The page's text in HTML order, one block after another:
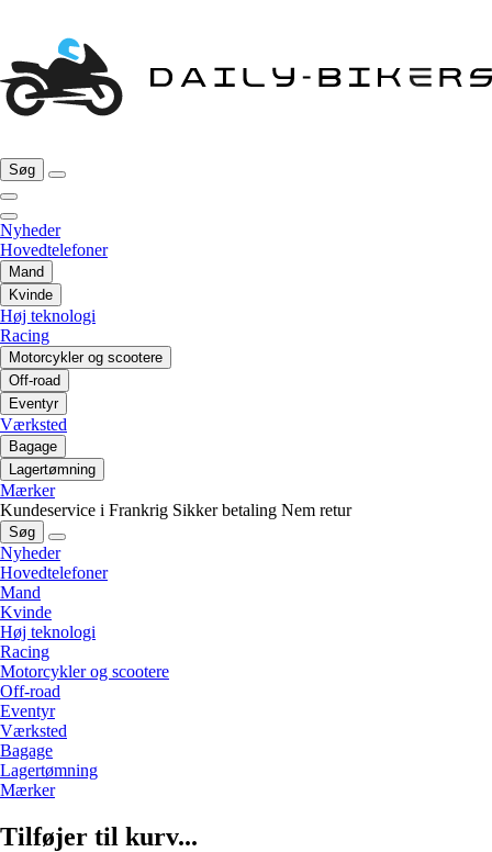
Søg
Nyheder
Hovedtelefoner
Mand
Kvinde
Høj teknologi
Racing
Motorcykler og scootere
Off-road
Eventyr
Værksted
Bagage
Lagertømning
Mærker
Kundeservice i Frankrig Sikker betaling Nem retur
Søg
Nyheder
Hovedtelefoner
Mand
Kvinde
Høj teknologi
Racing
Motorcykler og scootere
Off-road
Eventyr
Værksted
Bagage
Lagertømning
Mærker
Tilføjer til kurv...